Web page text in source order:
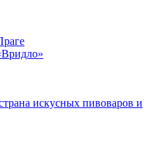
искусных пивоваров и